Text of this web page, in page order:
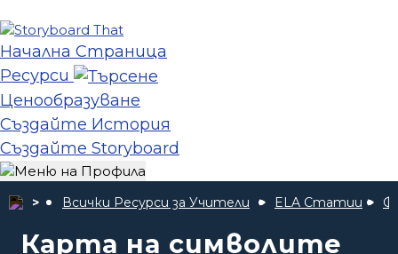
Начална Страница
Ресурси
Ценообразуване
Създайте История
Създайте Storyboard
Всички Ресурси за Учители ELA Статии
Карта на символите